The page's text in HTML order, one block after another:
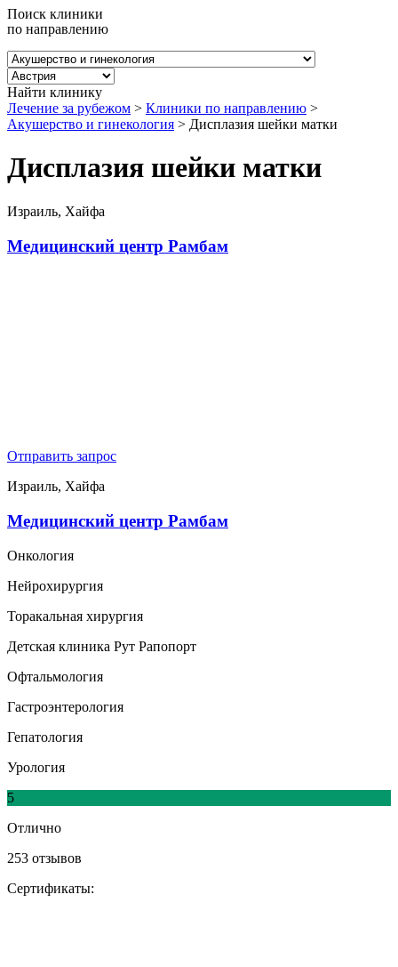
Поиск клиники
по направлению
Найти клинику
Лечение за рубежом > Клиники по направлению >
Акушерство и гинекология > Дисплазия шейки матки
Дисплазия шейки матки
Израиль, Хайфа
Медицинский центр Рамбам
Отправить запрос
Израиль, Хайфа
Медицинский центр Рамбам
Онкология
Нейрохирургия
Торакальная хирургия
Детская клиника Рут Рапопорт
Офтальмология
Гастроэнтерология
Гепатология
Урология
5
Отлично
253 отзывов
Сертификаты: